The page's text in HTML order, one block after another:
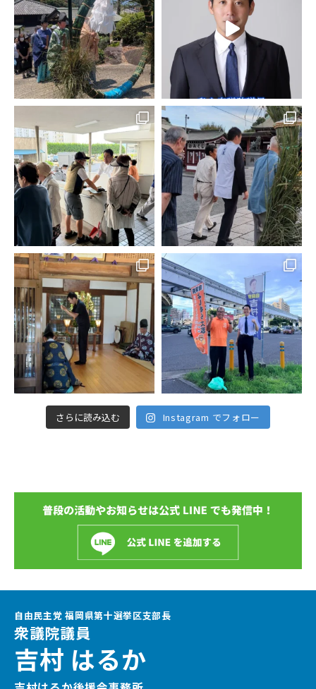
さらに読み込む Instagram でフォロー
自由民主党 福岡県第十選挙区支部長
衆議院議員
吉村 はるか